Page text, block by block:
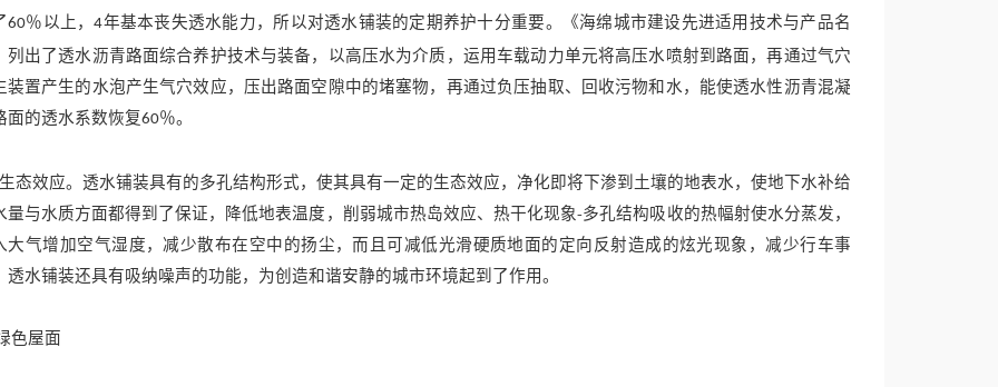
60％以上，4年基本丧失透水能力，所以对透水铺装的定期养护十分重要。《海绵城市建设先进适用技术与产品名
列出了透水沥青路面综合养护技术与装备，以高压水为介质，运用车载动力单元将高压水喷射到路面，再通过气穴
装置产生的水泡产生气穴效应，压出路面空隙中的堵塞物，再通过负压抽取、回收污物和水，能使透水性沥青混凝
面的透水系数恢复60％。
态效应。透水铺装具有的多孔结构形式，使其具有一定的生态效应，净化即将下渗到土壤的地表水，使地下水补给
量与水质方面都得到了保证，降低地表温度，削弱城市热岛效应、热干化现象-多孔结构吸收的热幅射使水分蒸发，
大气增加空气湿度，减少散布在空中的扬尘，而且可减低光滑硬质地面的定向反射造成的炫光现象，减少行车事
透水铺装还具有吸纳噪声的功能，为创造和谐安静的城市环境起到了作用。
色屋面